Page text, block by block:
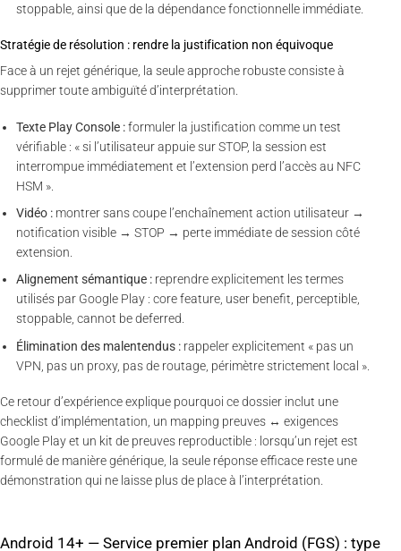
stoppable, ainsi que de la dépendance fonctionnelle immédiate.
Stratégie de résolution : rendre la justification non équivoque
Face à un rejet générique, la seule approche robuste consiste à
supprimer toute ambiguïté d’interprétation.
Texte Play Console :formuler la justification comme un test
vérifiable : « si l’utilisateur appuie sur STOP, la session est
interrompue immédiatement et l’extension perd l’accès au NFC
HSM ».
Vidéo : montrer sans coupe l’enchaînement action utilisateur →
notification visible → STOP → perte immédiate de session côté
extension.
Alignement sémantique : reprendre explicitement les termes
utilisés par Google Play : core feature, user benefit, perceptible,
stoppable, cannot be deferred.
Élimination des malentendus : rappeler explicitement « pas un
VPN, pas un proxy, pas de routage, périmètre strictement local ».
Ce retour d’expérience explique pourquoi ce dossier inclut une
checklist d’implémentation, un mapping preuves ↔ exigences
Google Play et un kit de preuves reproductible : lorsqu’un rejet est
formulé de manière générique, la seule réponse efficace reste une
démonstration qui ne laisse plus de place à l’interprétation.
Android 14+ — Service premier plan Android (FGS) : type